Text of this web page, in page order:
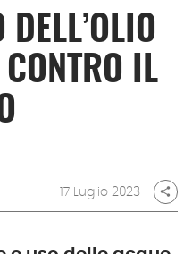
DELL’OLIO
CONTRO IL
17 Luglio 2023 share